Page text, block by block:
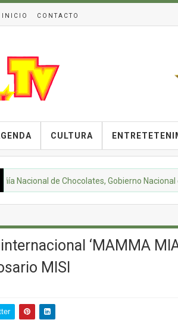
INICIO CONTACTO
CULTURA
de Chocolates, Gobierno Nacional de
‘MAMMA
MISI